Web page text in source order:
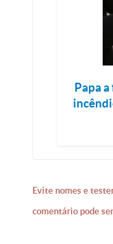
Papa
Evite nomes e
comentário pode